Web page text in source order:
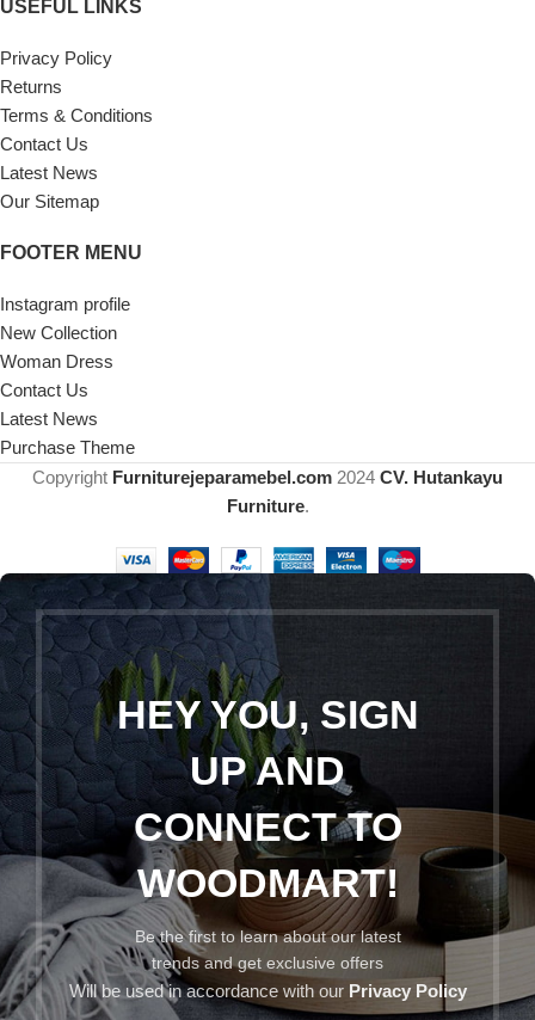
USEFUL LINKS
Privacy Policy
Returns
Terms & Conditions
Contact Us
Latest News
Our Sitemap
FOOTER MENU
Instagram profile
New Collection
Woman Dress
Contact Us
Latest News
Purchase Theme
Copyright Furniturejeparamebel.com 2024 CV. Hutankayu
Furniture.
HEY YOU, SIGN
UP AND
CONNECT TO
WOODMART!
Be the first to learn about our latest
trends and get exclusive offers
Will be used in accordance with our Privacy Policy